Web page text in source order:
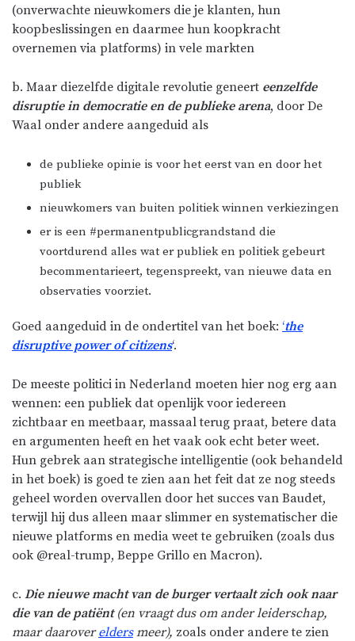
(onverwachte nieuwkomers die je klanten, hun
koopbeslissingen en daarmee hun koopkracht
overnemen via platforms) in vele markten
b. Maar diezelfde digitale revolutie geneert eenzelfde
disruptie in democratie en de publieke arena, door De
Waal onder andere aangeduid als
de publieke opinie is voor het eerst van en door het
publiek
nieuwkomers van buiten politiek winnen verkiezingen
er is een #permanentpublicgrandstand die
voortdurend alles wat er publiek en politiek gebeurt
becommentarieert, tegenspreekt, van nieuwe data en
observaties voorziet.
Goed aangeduid in de ondertitel van het boek: ‘the
disruptive power of citizens‘.
De meeste politici in Nederland moeten hier nog erg aan
wennen: een publiek dat openlijk voor iedereen
zichtbaar en meetbaar, massaal terug praat, betere data
en argumenten heeft en het vaak ook echt beter weet.
Hun gebrek aan strategische intelligentie (ook behandeld
in het boek) is goed te zien aan het feit dat ze nog steeds
geheel worden overvallen door het succes van Baudet,
terwijl hij dus alleen maar slimmer en systematischer die
nieuwe platforms en media weet te gebruiken (zoals dus
ook @real-trump, Beppe Grillo en Macron).
c. Die nieuwe macht van de burger vertaalt zich ook naar
die van de patiënt (en vraagt dus om ander leiderschap,
maar daarovereldersmeer), zoals onder andere te zien